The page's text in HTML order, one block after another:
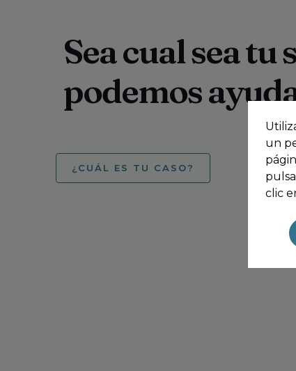
Sea cual sea tu
podemos
¿CUÁL ES TU CASO?
un
clic